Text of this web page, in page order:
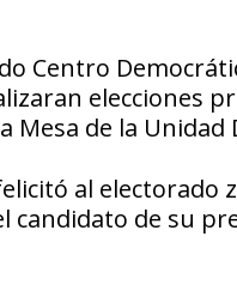
Centro
elecciones
de la Unidad
al
candidato de su